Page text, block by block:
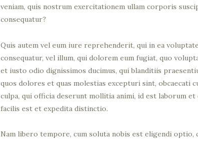
veniam, quis nostrum exercitationem ullam corporis
consequatur?
Quis autem vel eum iure reprehenderit, qui in ea
consequatur, vel illum, qui dolorem eum fugiat, quo
et iusto odio dignissimos ducimus, qui blanditiis
quos dolores et quas molestias excepturi sint, obcaecati
culpa, qui officia deserunt mollitia animi, id est laborum
facilis est et expedita distinctio.
Nam libero tempore, cum soluta nobis est eligendi optio,